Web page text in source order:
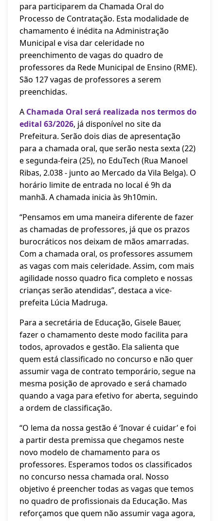
para participarem da Chamada Oral do
Processo de Contratação. Esta modalidade de
chamamento é inédita na Administração
Municipal e visa dar celeridade no
preenchimento de vagas do quadro de
professores da Rede Municipal de Ensino (RME).
São 127 vagas de professores a serem
preenchidas.
A Chamada Oral será realizada nos termos do
edital 63/2026, já disponível no site da
Prefeitura. Serão dois dias de apresentação
para a chamada oral, que serão nesta sexta (22)
e segunda-feira (25), no EduTech (Rua Manoel
Ribas, 2.038 - junto ao Mercado da Vila Belga). O
horário limite de entrada no local é 9h da
manhã. A chamada inicia às 9h10min.
“Pensamos em uma maneira diferente de fazer
as chamadas de professores, já que os prazos
burocráticos nos deixam de mãos amarradas.
Com a chamada oral, os professores assumem
as vagas com mais celeridade. Assim, com mais
agilidade nosso quadro fica completo e nossas
crianças serão atendidas”, destaca a vice-
prefeita Lúcia Madruga.
Para a secretária de Educação, Gisele Bauer,
fazer o chamamento deste modo facilita para
todos, aprovados e gestão. Ela salienta que
quem está classificado no concurso e não quer
assumir vaga de contrato temporário, segue na
mesma posição de aprovado e será chamado
quando a vaga para efetivo for aberta, seguindo
a ordem de classificação.
“O lema da nossa gestão é ‘Inovar é cuidar’ e foi
a partir desta premissa que chegamos neste
novo modelo de chamamento para os
professores. Esperamos todos os classificados
no concurso nessa chamada oral. Nosso
objetivo é preencher todas as vagas que temos
no quadro de profissionais da Educação. Mas
reforçamos que quem não assumir vaga agora,